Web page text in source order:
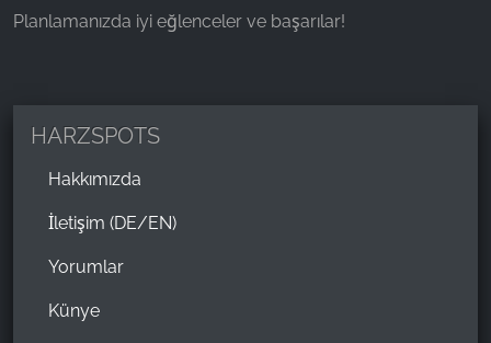
Planlamanızda iyi eğlenceler ve başarılar!
HARZSPOTS
Hakkımızda
İletişim (DE/EN)
Yorumlar
Künye